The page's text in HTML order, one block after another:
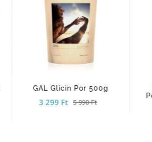
add_shopping_cart
GAL Glicin Por 500g
3 299 Ft 5 990 Ft